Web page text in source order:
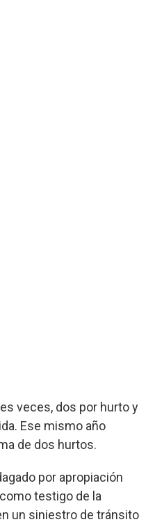
veces, dos por hurto y
Ese mismo año
de dos hurtos.
por apropiación
testigo de la
un siniestro de tránsito